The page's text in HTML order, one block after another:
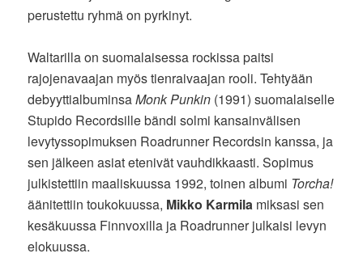
perustettu ryhmä on pyrkinyt.
Waltarilla on suomalaisessa rockissa paitsi
rajojenavaajan myös tienraivaajan rooli. Tehtyään
debyyttialbuminsaMonk Punkin (1991) suomalaiselle
Stupido Recordsille bändi solmi kansainvälisen
levytyssopimuksen Roadrunner Recordsin kanssa, ja
sen jälkeen asiat etenivät vauhdikkaasti. Sopimus
julkistettiin maaliskuussa 1992, toinen albumi Torcha!
äänitettiin toukokuussa, Mikko Karmila miksasi sen
kesäkuussa Finnvoxilla ja Roadrunner julkaisi levyn
elokuussa.